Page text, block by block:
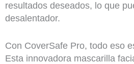
resultados deseados, lo que
desalentador.
Con CoverSafe Pro, todo eso
Esta innovadora mascarilla